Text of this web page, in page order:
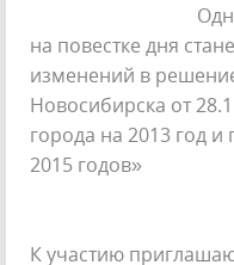
на повестке дня
изменений в
Новосибирска от
города на 2013 год
2015 годов»
К участию